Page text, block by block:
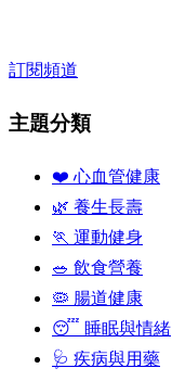
訂閱頻道
主題分類
❤️ 心血管健康
🌿 養生長壽
🏃 運動健身
🥗 飲食營養
🦠 腸道健康
😴 睡眠與情緒
🩺 疾病與用藥